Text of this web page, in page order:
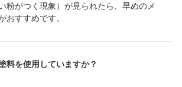
粉がつく現象）が見られたら、早めのメ
おすすめです。
料を使用していますか？